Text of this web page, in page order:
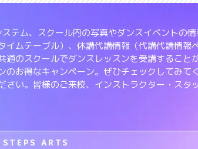
テム、スクール内の写真やダンスイベントの
ムテーブル）、休講代講情報（代講代講情報
のスクールでダンスレッスンを受講すること
お得なキャンペーン。ぜひチェックしてみて
い。皆様のご来校、インストラクター・スタ
STEPS ARTS